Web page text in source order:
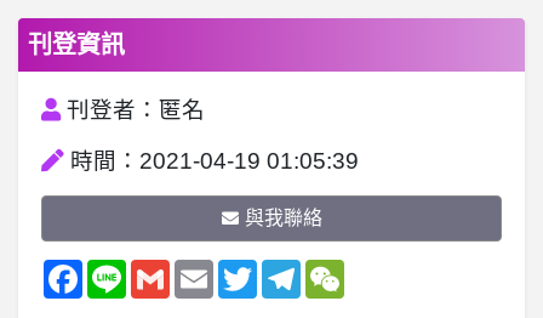
刊登資訊
刊登者：匿名
時間：2021-04-19 01:05:39
與我聯絡
Facebook
Line GmailEmail TwitterTelegramWeChat